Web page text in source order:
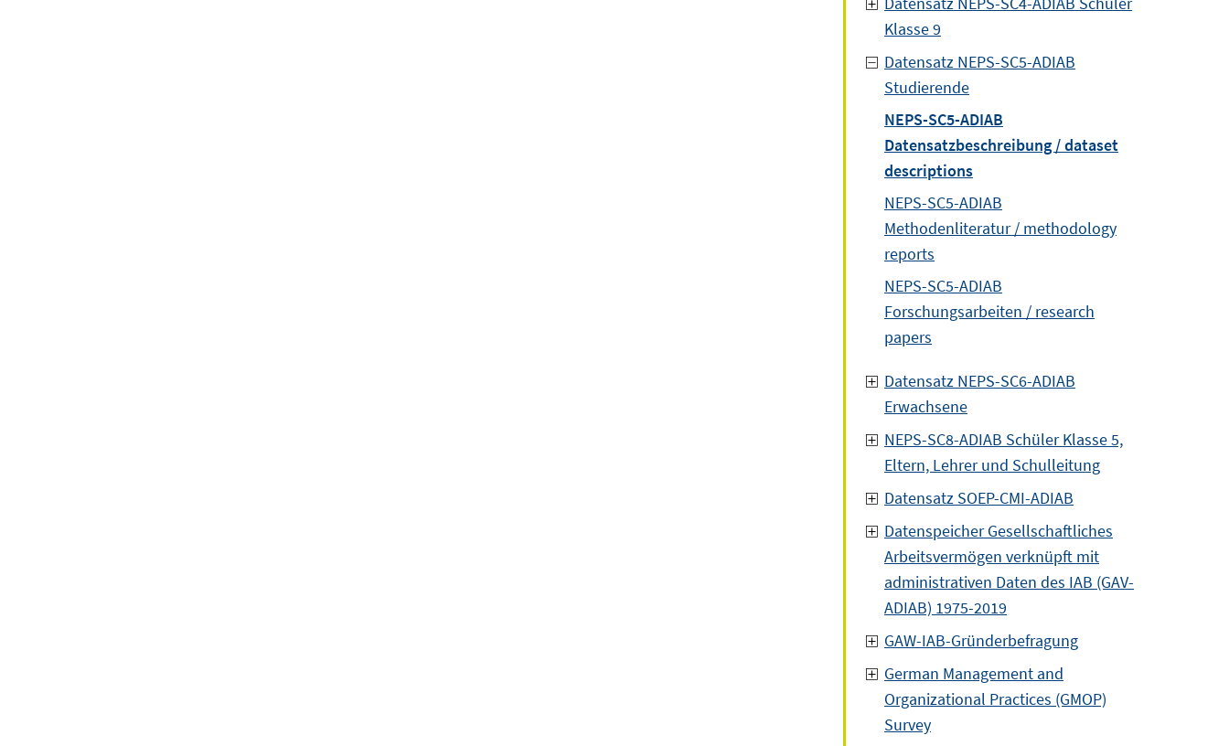
Klasse 9
Datensatz NEPS-SC5-ADIAB
Studierende
NEPS-SC5-ADIAB
Datensatzbeschreibung / dataset
descriptions
NEPS-SC5-ADIAB
Methodenliteratur / methodology
reports
NEPS-SC5-ADIAB
Forschungsarbeiten / research
papers
Datensatz NEPS-SC6-ADIAB
Erwachsene
NEPS-SC8-ADIAB Schüler Klasse 5,
Eltern, Lehrer und Schulleitung
Datensatz SOEP-CMI-ADIAB
Datenspeicher Gesellschaftliches
Arbeitsvermögen verknüpft mit
administrativen Daten des IAB (GAV-
ADIAB) 1975-2019
GAW-IAB-Gründerbefragung
German Management and
Organizational Practices (GMOP)
Survey